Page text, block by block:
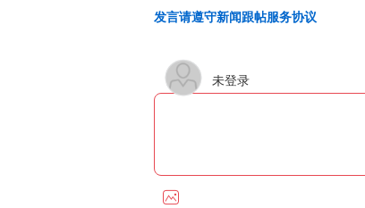
发言请遵守新闻跟帖服务协议
未登录